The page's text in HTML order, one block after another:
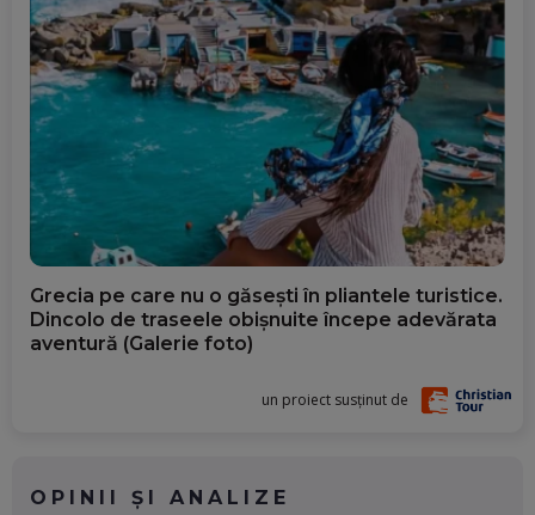
Grecia pe care nu o găsești în pliantele turistice.
Dincolo de traseele obișnuite începe adevărata
aventură (Galerie foto)
un proiect susținut de
OPINII ȘI ANALIZE